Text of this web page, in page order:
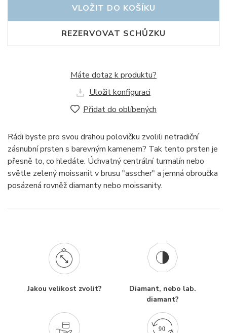
REZERVOVAT SCHŮZKU
VLOŽIT DO KOŠÍKU
Máte dotaz k produktu?
Uložit konfiguraci
Přidat do oblíbených
Rádi byste pro svou drahou polovičku zvolili netradiční
zásnubní prsten s barevným kamenem? Tak tento prsten je
přesně to, co hledáte. Úchvatný centrální turmalín nebo
světle zelený moissanit v brusu "asscher" a jemná obroučka
posázená rovněž diamanty nebo moissanity.
Jakou velikost zvolit?
Diamant, nebo lab.
diamant?